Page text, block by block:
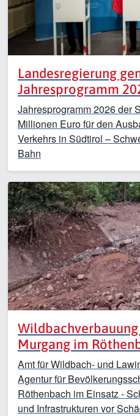
Landesregierung
Jahresprogramm
Jahresprogramm 2026 der
Millionen Euro für den
Verkehrs in Südtirol –
Bahn
Murgang im
Amt für Wildbach- und
Agentur für
Röthenbach im Einsatz -
und Infrastrukturen vor